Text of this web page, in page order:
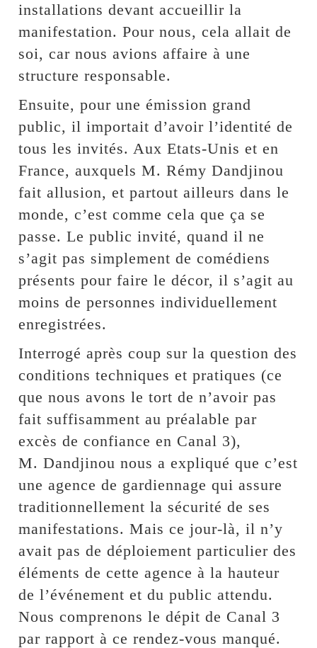
installations devant accueillir la
manifestation. Pour nous, cela allait de
soi, car nous avions affaire à une
structure responsable.
Ensuite, pour une émission grand
public, il importait d’avoir l’identité de
tous les invités. Aux Etats-Unis et en
France, auxquels M. Rémy Dandjinou
fait allusion, et partout ailleurs dans le
monde, c’est comme cela que ça se
passe. Le public invité, quand il ne
s’agit pas simplement de comédiens
présents pour faire le décor, il s’agit au
moins de personnes individuellement
enregistrées.
Interrogé après coup sur la question des
conditions techniques et pratiques (ce
que nous avons le tort de n’avoir pas
fait suffisamment au préalable par
excès de confiance en Canal 3),
M. Dandjinou nous a expliqué que c’est
une agence de gardiennage qui assure
traditionnellement la sécurité de ses
manifestations. Mais ce jour-là, il n’y
avait pas de déploiement particulier des
éléments de cette agence à la hauteur
de l’événement et du public attendu.
Nous comprenons le dépit de Canal 3
par rapport à ce rendez-vous manqué.